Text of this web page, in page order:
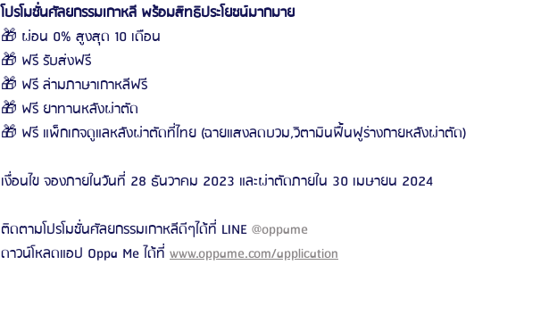
โปรโมชั่นศัลยกรรมเกาหลี พร้อมสิทธิประโยชน์มากมาย
🎁 ผ่อน 0% สูงสุด 10 เดือน
🎁 ฟรี รับส่งฟรี
🎁 ฟรี ล่ามภาษาเกาหลีฟรี
🎁 ฟรี ยาทานหลังผ่าตัด
🎁 ฟรี แพ็กเกจดูแลหลังผ่าตัดที่ไทย (ฉายแสงลดบวม,วิตามินฟื้นฟูร่างกายหลังผ่าตัด)
เงื่อนไข จองภายในวันที่ 28 ธันวาคม 2023 และผ่าตัดภายใน 30 เมษายน 2024
ติดตามโปรโมชั่นศัลยกรรมเกาหลีดีๆได้ที่ LINE @oppame
ดาวน์โหลดแอป Oppa Me ได้ที่ www.oppame.com/application